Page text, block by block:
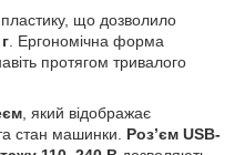
пластику, що дозволило
. Ергономічна форма
протягом тривалого
, який відображає
стан машинки. Роз’єм USB-